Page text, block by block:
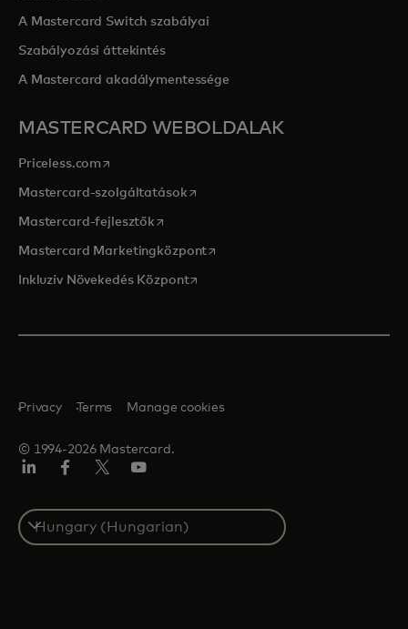
A Mastercard Switch szabályai
Szabályozási áttekintés
A Mastercard akadálymentessége
MASTERCARD WEBOLDALAK
Priceless.com opens in a new tab
Mastercard-szolgáltatásokopens in a new tab
Mastercard-fejlesztők opens in a new tab
Mastercard Marketingközpontopens in a new tab
Inkluzív Növekedés Központopens in a new tab
© 1994-2026 Mastercard.
Privacy Terms Manage cookies
Select
a
country